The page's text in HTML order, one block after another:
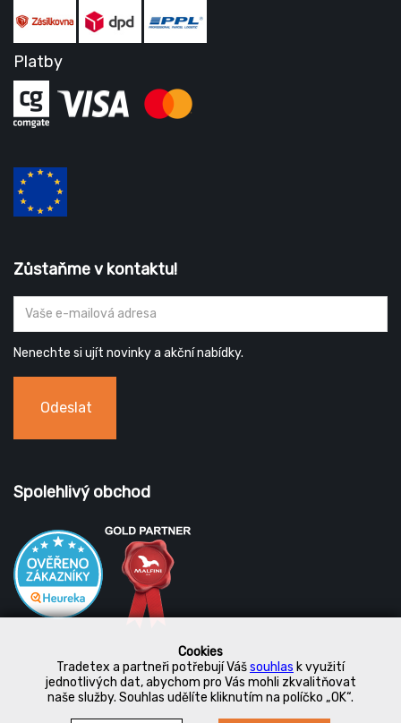
Cookies
Tradetex a partneři potřebují Vášsouhlas k využití
jednotlivých dat, abychom pro Vás mohli zkvalitňovat
naše služby. Souhlas udělíte kliknutím na políčko „OK“.
Platby
Zůstaňme v kontaktu!
Nenechte si ujít novinky a akční nabídky.
Odeslat
Spolehlivý obchod